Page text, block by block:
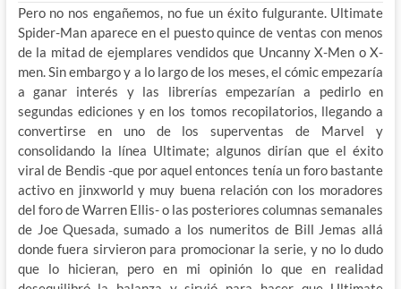
Pero no nos engañemos, no fue un éxito fulgurante. Ultimate
Spider-Man aparece en el puesto quince de ventas con menos
de la mitad de ejemplares vendidos que Uncanny X-Men o X-
men. Sin embargo y a lo largo de los meses, el cómic empezaría
a ganar interés y las librerías empezarían a pedirlo en
segundas ediciones y en los tomos recopilatorios, llegando a
convertirse en uno de los superventas de Marvel y
consolidando la línea Ultimate; algunos dirían que el éxito
viral de Bendis -que por aquel entonces tenía un foro bastante
activo en jinxworld y muy buena relación con los moradores
del foro de Warren Ellis- o las posteriores columnas semanales
de Joe Quesada, sumado a los numeritos de Bill Jemas allá
donde fuera sirvieron para promocionar la serie, y no lo dudo
que lo hicieran, pero en mi opinión lo que en realidad